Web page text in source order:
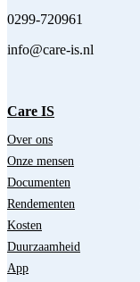
0299-720961
info@care-is.nl
Care IS
Over ons
Onze mensen
Documenten
Rendementen
Kosten
Duurzaamheid
App